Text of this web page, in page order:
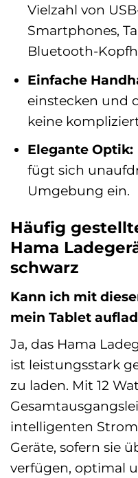
Vielzahl von
Smartphones,
Bluetooth-
Einfache
einstecken und
keine
Elegante Optik:
fügt sich
Umgebung ein.
Häufig
Hama
schwarz
Kann ich mit
mein Tablet
Ja, das Hama
ist leistungsstark
zu laden. Mit 12
intelligenten
Geräte, sofern sie
verfügen, optimal